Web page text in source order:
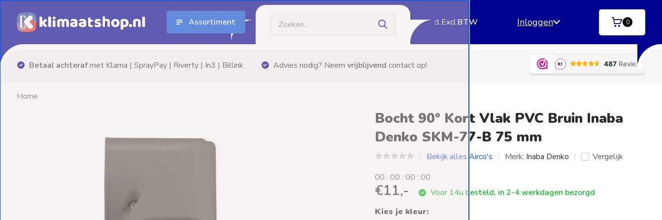
Assortiment Incl.Excl.BTW Inloggen 0
Advies nodig? Neemvrijblijvendcontact op! Gratis bezorgingvanaf €60,- (m.u.v. palletzendingen) Betaal achterafmet Klarna | SprayPay
Aanbiedingen
Home
Bocht 90° Kort Vlak PVC Bruin Inaba
Denko SKM-77-B 75 mm
Bekijk alles Airco's Merk: Inaba Denko
Vergelijk
00 :00 :00 :00
€11,-
Voor 14u besteld, in 2-4 werkdagen bezorgd
Kies je kleur: